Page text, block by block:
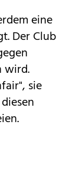
eine
Der Club
wird.
sie